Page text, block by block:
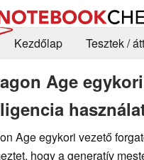
Kezdőlap
Tesztek /
Age
Age egykori vezető
hogy a generatív